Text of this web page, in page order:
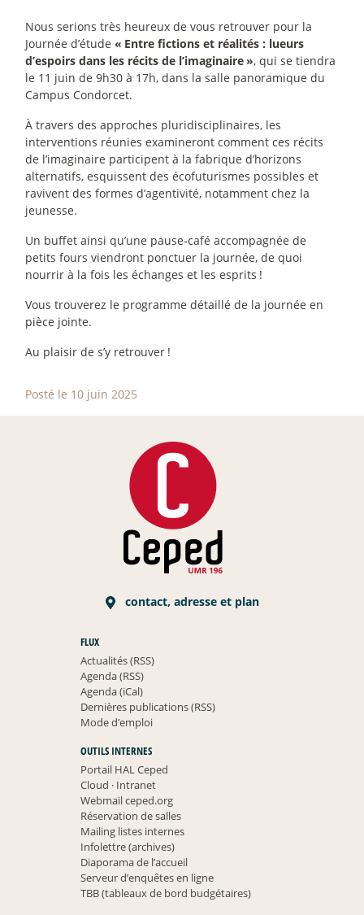
Nous serions très heureux de vous retrouver pour la
Journée d’étude « Entre fictions et réalités : lueurs
d’espoirs dans les récits de l’imaginaire», qui se tiendra
le 11 juin de 9h30 à 17h, dans la salle panoramique du
Campus Condorcet.
À travers des approches pluridisciplinaires, les
interventions réunies examineront comment ces récits
de l’imaginaire participent à la fabrique d’horizons
alternatifs, esquissent des écofuturismes possibles et
ravivent des formes d’agentivité, notamment chez la
jeunesse.
Un buffet ainsi qu’une pause-café accompagnée de
petits fours viendront ponctuer la journée, de quoi
nourrir à la fois les échanges et les esprits !
Vous trouverez le programme détaillé de la journée en
pièce jointe.
Au plaisir de s’y retrouver !
Posté le 10 juin 2025
contact, adresse et plan
FLUX
Actualités (RSS)
Agenda (RSS)
Agenda (iCal)
Dernières publications (RSS)
Mode d’emploi
OUTILS INTERNES
Portail HAL Ceped
Cloud ·Intranet
Webmail ceped.org
Réservation de salles
Mailing listes internes
Infolettre (archives)
Diaporama de l’accueil
Serveur d’enquêtes en ligne
TBB (tableaux de bord budgétaires)